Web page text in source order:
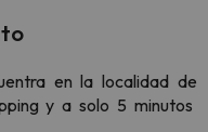
en la localidad de
y a solo 5 minutos